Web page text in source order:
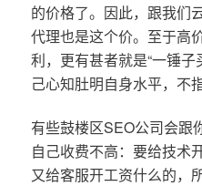
的价格了。因此，跟我们
代理也是这个价。至于高
利，更有甚者就是“一锤
己心知肚明自身水平，不
有些鼓楼区SEO公司会跟
自己收费不高：要给技术
又给客服开工资什么的，